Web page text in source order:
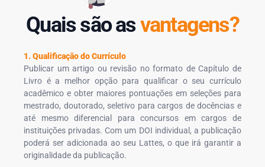
Quais são asvantagens?
1. Qualificação do Currículo
Publicar um artigo ou revisão no formato de Capítulo de
Livro é a melhor opção para qualificar o seu currículo
acadêmico e obter maiores pontuações em seleções para
mestrado, doutorado, seletivo para cargos de docências e
até mesmo diferencial para concursos em cargos de
instituições privadas. Com um DOI individual, a publicação
poderá ser adicionada ao seu Lattes, o que irá garantir a
originalidade da publicação.